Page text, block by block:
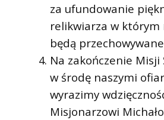
za ufundowanie
relikwiarza w którym
będą
Na zakończenie Misji
w środę naszymi
wyrazimy
Misjonarzowi